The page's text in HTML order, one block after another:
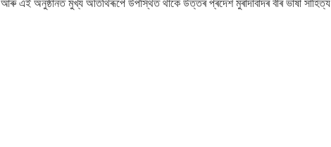
এই অনুষ্ঠানত মুখ্য অতিথিৰূপে উপস্থিত থাকে উত্তৰ প্ৰদেশ মুৰাদাবাদৰ বীৰ ভাষা সাহিত্য